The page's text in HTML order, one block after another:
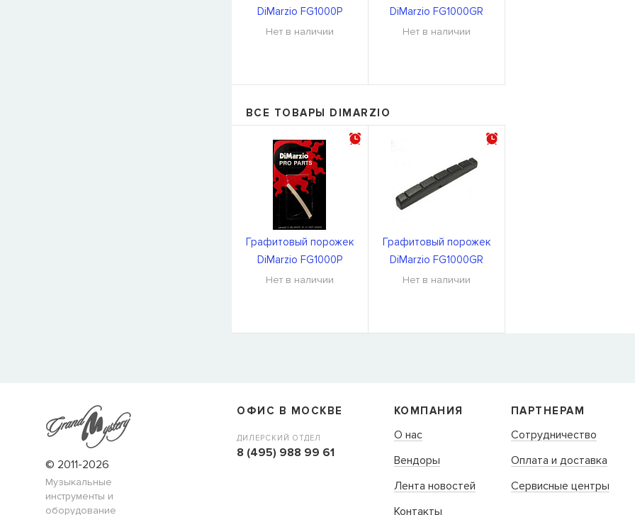
DiMarzio FG1000P
Нет в наличии
DiMarzio FG1000GR
Нет в наличии
ВСЕ ТОВАРЫ DIMARZIO
Графитовый порожек
DiMarzio FG1000P
Нет в наличии
Графитовый порожек
DiMarzio FG1000GR
Нет в наличии
наличии, но вы можете оставить заявку и мы сообщим вам,
когда товар можно будет купить.
© 2011-2026
Музыкальные
инструменты и
оборудование
ОФИС В МОСКВЕ
ДИЛЕРСКИЙ ОТДЕЛ
8 (495) 988 99 61
КОМПАНИЯ
О нас
Вендоры
Лента новостей
Контакты
ПАРТНЕРАМ
Сотрудничество
Оплата и доставка
Сервисные центры